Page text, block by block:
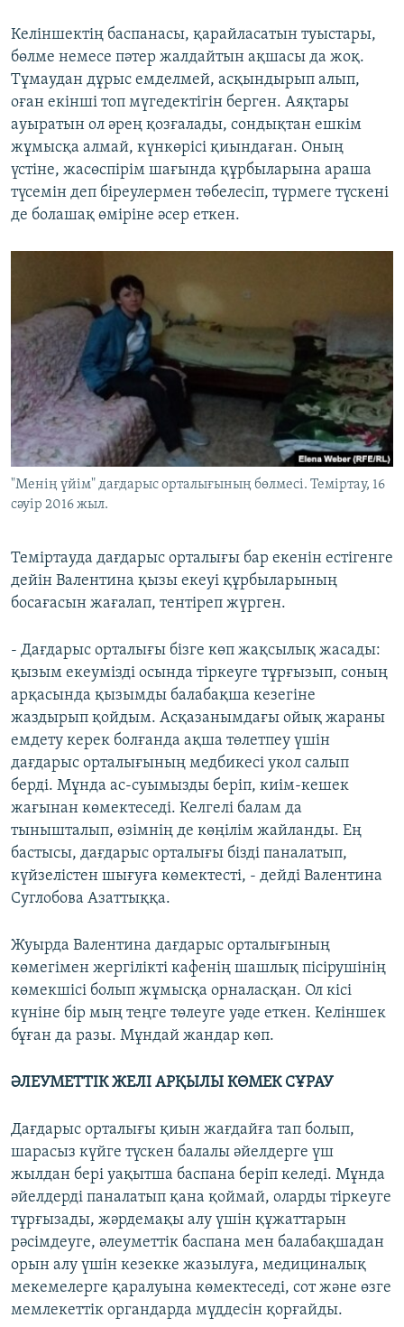
Келіншектің баспанасы, қарайласатын туыстары,
бөлме немесе пәтер жалдайтын ақшасы да жоқ.
Тұмаудан дұрыс емделмей, асқындырып алып,
оған екінші топ мүгедектігін берген. Аяқтары
ауыратын ол әрең қозғалады, сондықтан ешкім
жұмысқа алмай, күнкөрісі қиындаған. Оның
үстіне, жасөспірім шағында құрбыларына араша
түсемін деп біреулермен төбелесіп, түрмеге түскені
де болашақ өміріне әсер еткен.
"Менің үйім" дағдарыс орталығының бөлмесі. Теміртау, 16
сәуір 2016 жыл.
Теміртауда дағдарыс орталығы бар екенін естігенге
дейін Валентина қызы екеуі құрбыларының
босағасын жағалап, тентіреп жүрген.
- Дағдарыс орталығы бізге көп жақсылық жасады:
қызым екеумізді осында тіркеуге тұрғызып, соның
арқасында қызымды балабақша кезегіне
жаздырып қойдым. Асқазанымдағы ойық жараны
емдету керек болғанда ақша төлетпеу үшін
дағдарыс орталығының медбикесі укол салып
берді. Мұнда ас-суымызды беріп, киім-кешек
жағынан көмектеседі. Келгелі балам да
тынышталып, өзімнің де көңілім жайланды. Ең
бастысы, дағдарыс орталығы бізді паналатып,
күйзелістен шығуға көмектесті, - дейді Валентина
Суглобова Азаттыққа.
Жуырда Валентина дағдарыс орталығының
көмегімен жергілікті кафенің шашлық пісірушінің
көмекшісі болып жұмысқа орналасқан. Ол кісі
күніне бір мың теңге төлеуге уәде еткен. Келіншек
бұған да разы. Мұндай жандар көп.
ӘЛЕУМЕТТІК ЖЕЛІ АРҚЫЛЫ КӨМЕК СҰРАУ
Дағдарыс орталығы қиын жағдайға тап болып,
шарасыз күйге түскен балалы әйелдерге үш
жылдан бері уақытша баспана беріп келеді. Мұнда
әйелдерді паналатып қана қоймай, оларды тіркеуге
тұрғызады, жәрдемақы алу үшін құжаттарын
рәсімдеуге, әлеуметтік баспана мен балабақшадан
орын алу үшін кезекке жазылуға, медициналық
мекемелерге қаралуына көмектеседі, сот және өзге
мемлекеттік органдарда мүддесін қорғайды.